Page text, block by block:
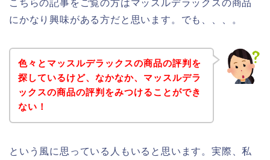
こちらの記事をご覧の方はマッスルデラックスの商品
にかなり興味がある方だと思います。でも、、、。
色々とマッスルデラックスの商品の評判を
探しているけど、なかなか、マッスルデラ
ックスの商品の評判をみつけることができ
ない！
という風に思っている人もいると思います。実際、私